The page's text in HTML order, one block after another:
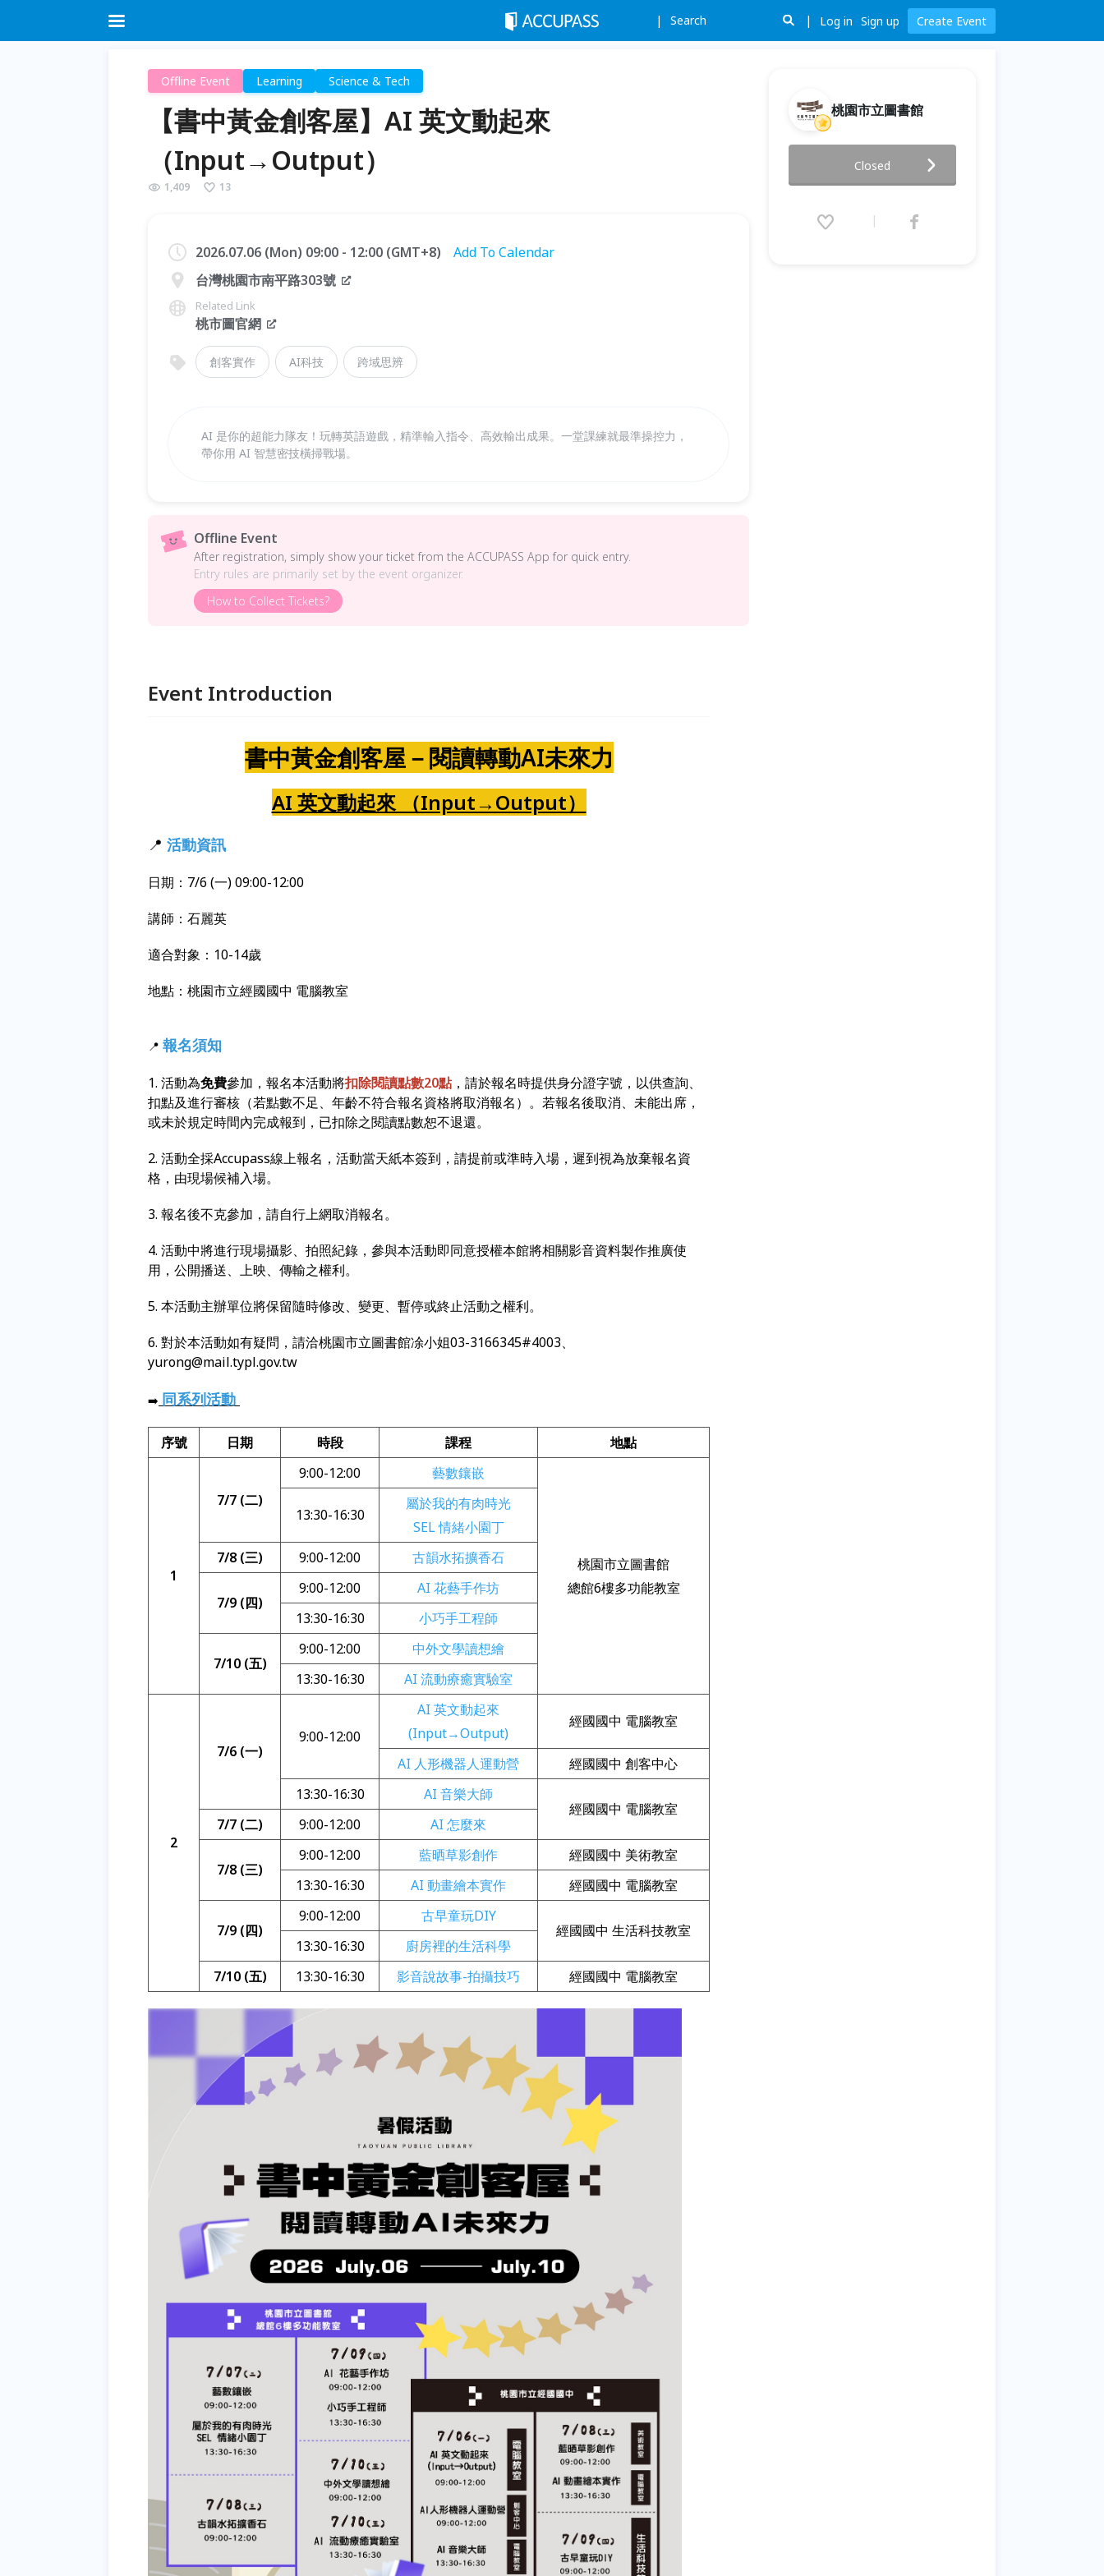
Search Log in Sign up Create Event
Offline Event Learning Science & Tech
【書中黃金創客屋】AI 英文動起來
（Input→Output）
1,409 13
2026.07.06 (Mon) 09:00 - 12:00 (GMT+8)
Add To Calendar
台灣桃園市南平路303號
Related Link
桃市圖官網
創客實作 AI科技 跨域思辨
AI 是你的超能力隊友！玩轉英語遊戲，精準輸入指令、高效輸出成果。一堂課練就最準操控力，
帶你用 AI 智慧密技橫掃戰場。
Offline Event
After registration, simply show your ticket from the ACCUPASS App for quick entry.
Entry rules are primarily set by the event organizer.
How to Collect Tickets?
Event Introduction
書中黃金創客屋－閱讀轉動AI未來力
AI 英文動起來 （Input→Output）
📍 活動資訊
日期：7/6 (一) 09:00-12:00
講師：石麗英
適合對象：10-14歲
地點：桃園市立經國國中 電腦教室
📍 報名須知
1. 活動為免費參加，報名本活動將扣除閱讀點數20點，請於報名時提供身分證字號，以供查詢、
扣點及進行審核（若點數不足、年齡不符合報名資格將取消報名）。若報名後取消、未能出席，
或未於規定時間內完成報到，已扣除之閱讀點數恕不退還。
2. 活動全採Accupass線上報名，活動當天紙本簽到，請提前或準時入場，遲到視為放棄報名資
格，由現場候補入場。
3. 報名後不克參加，請自行上網取消報名。
4. 活動中將進行現場攝影、拍照紀錄，參與本活動即同意授權本館將相關影音資料製作推廣使
用，公開播送、上映、傳輸之權利。
5. 本活動主辦單位將保留隨時修改、變更、暫停或終止活動之權利。
6. 對於本活動如有疑問，請洽桃園市立圖書館凃小姐03-3166345#4003、
yurong@mail.typl.gov.tw
➡️ 同系列活動
序號 日期 時段 課程 地點
1
7/7 (二)
9:00-12:00 藝數鑲嵌
桃園市立圖書館
總館6樓多功能教室
13:30-16:30
屬於我的有肉時光
SEL 情緒小園丁
7/8 (三)
9:00-12:00 古韻水拓擴香石
7/9 (四)
9:00-12:00
AI 花藝手作坊
13:30-16:30
小巧手工程師
7/10 (五)
9:00-12:00
中外文學讀想繪
13:30-16:30
AI 流動療癒實驗室
2
7/6 (一)
9:00-12:00
AI 英文動起來
(Input→Output)
經國國中 電腦教室
AI 人形機器人運動營
經國國中 創客中心
13:30-16:30
AI 音樂大師
經國國中 電腦教室
7/7 (二)
9:00-12:00 AI 怎麼來
7/8 (三)
9:00-12:00 藍晒草影創作
經國國中 美術教室
13:30-16:30
AI 動畫繪本實作 經國國中 電腦教室
7/9 (四)
9:00-12:00
古早童玩DIY
經國國中 生活科技教室
13:30-16:30
廚房裡的生活科學
7/10 (五)
13:30-16:30 影音說故事-拍攝技巧 經國國中 電腦教室
桃園市立圖書館
來（Input→Output）
2026.07.06 (Mon) 09:00 - 12:00
Closed